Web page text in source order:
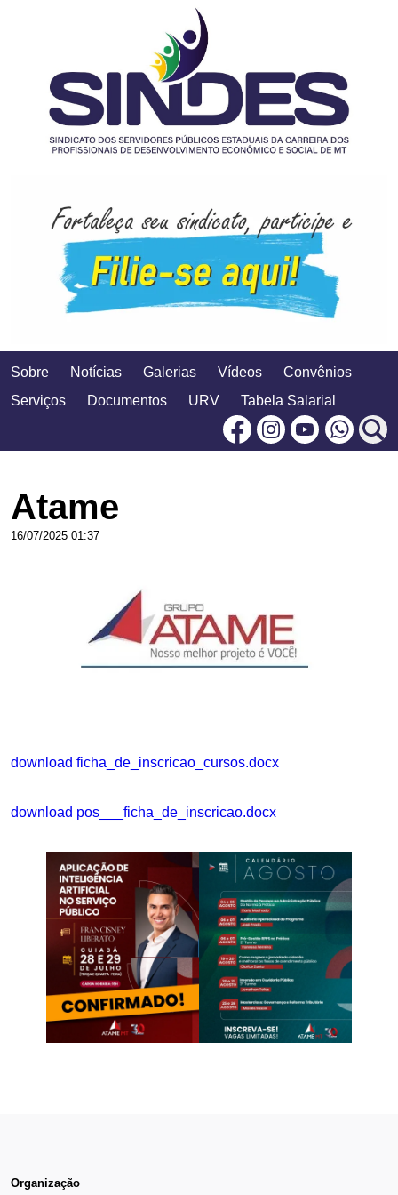
Sobre Notícias Galerias Vídeos
Convênios
Serviços
Documentos URV
Tabela Salarial
FacebookInstagram
Atame
16/07/2025 01:37
download ficha_de_inscricao_cursos.docx
download pos___ficha_de_inscricao.docx
Organização